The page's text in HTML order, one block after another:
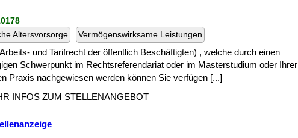
Altersvorsorge
Vermögenswirksame Leistungen
und Tarifrecht der öffentlich Beschäftigten) , welche durch einen
Schwerpunkt im Rechtsreferendariat oder im Masterstudium oder Ihrer
Praxis nachgewiesen werden können Sie verfügen [...]
INFOS ZUM STELLENANGEBOT